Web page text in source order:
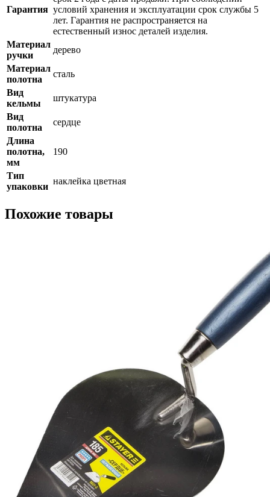
Гарантия условий хранения и эксплуатации срок службы 5
лет. Гарантия не распространяется на
естественный износ деталей изделия.
Материал
ручки
дерево
Материал
полотна
сталь
Вид
кельмы
штукатура
Вид
полотна
сердце
Длина
полотна,
мм
190
Тип
упаковки
наклейка цветная
Похожие товары